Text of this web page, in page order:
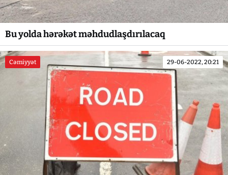
Bu yolda hərəkət məhdudlaşdırılacaq
Cəmiyyət 29-06-2022, 20:21